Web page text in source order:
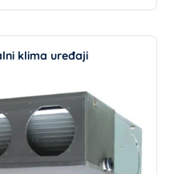
klima uređaji